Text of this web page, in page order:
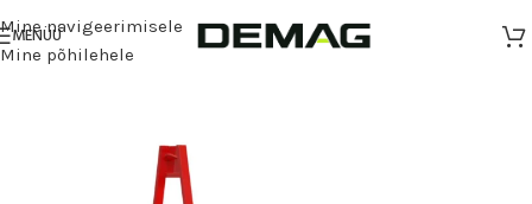
Mine navigeerimisele
Mine põhilehele
MENÜÜ